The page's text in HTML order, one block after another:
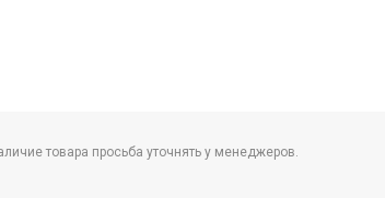
товара просьба уточнять у менеджеров.